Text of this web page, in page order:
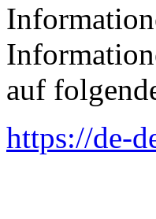
auf
https://de-